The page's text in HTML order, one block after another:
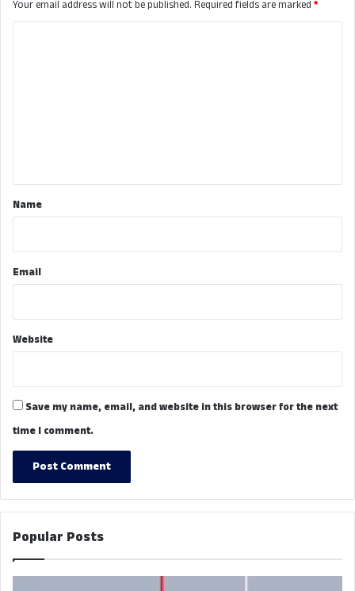
Your email address will not be published. Required fields are marked *
*Name
Email
Website
Save my name, email, and website in this browser for the next
time I comment.
Popular Posts